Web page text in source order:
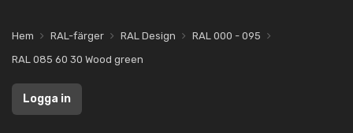
Hem RAL-färger RAL Design
RAL 000 - 095
RAL 085 60 30 Wood green
Logga in